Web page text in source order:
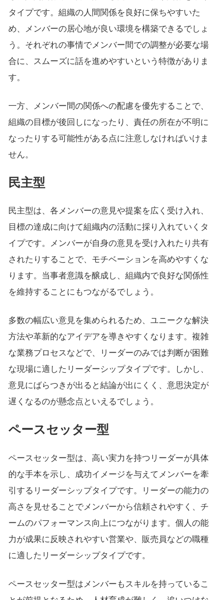
タイプです。組織の人間関係を良好に保ちやすいた
め、メンバーの居心地が良い環境を構築できるでしょ
う。それぞれの事情でメンバー間での調整が必要な場
合に、スムーズに話を進めやすいという特徴がありま
す。
一方、メンバー間の関係への配慮を優先することで、
組織の目標が後回しになったり、責任の所在が不明に
なったりする可能性がある点に注意しなければいけま
せん。
民主型
民主型は、各メンバーの意見や提案を広く受け入れ、
目標の達成に向けて組織内の活動に採り入れていくタ
イプです。メンバーが自身の意見を受け入れたり共有
されたりすることで、モチベーションを高めやすくな
ります。当事者意識を醸成し、組織内で良好な関係性
を維持することにもつながるでしょう。
多数の幅広い意見を集められるため、ユニークな解決
方法や革新的なアイデアを導きやすくなります。複雑
な業務プロセスなどで、リーダーのみでは判断が困難
な現場に適したリーダーシップタイプです。しかし、
意見にばらつきが出ると結論が出にくく、意思決定が
遅くなるのが懸念点といえるでしょう。
ペースセッター型
ペースセッター型は、高い実力を持つリーダーが具体
的な手本を示し、成功イメージを与えてメンバーを牽
引するリーダーシップタイプです。リーダーの能力の
高さを見せることでメンバーから信頼されやすく、チ
ームのパフォーマンス向上につながります。個人の能
力が成果に反映されやすい営業や、販売員などの職種
に適したリーダーシップタイプです。
ペースセッター型はメンバーもスキルを持っているこ